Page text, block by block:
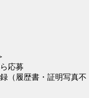
応募
（履歴書・証明写真不